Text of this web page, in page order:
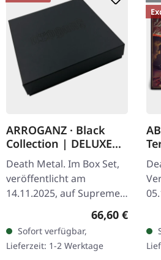
ARROGANZ · Black
Collection | DELUXE
BOX SET
Death Metal. Im Box Set,
veröffentlicht am
14.11.2025, auf Supreme
Chaos Records. Schwarze
verschiedenen Releases in
einer noblen,…
Regulärer
66,60 €
Sofort verfügbar,
Lieferzeit: 1-2 Werktage